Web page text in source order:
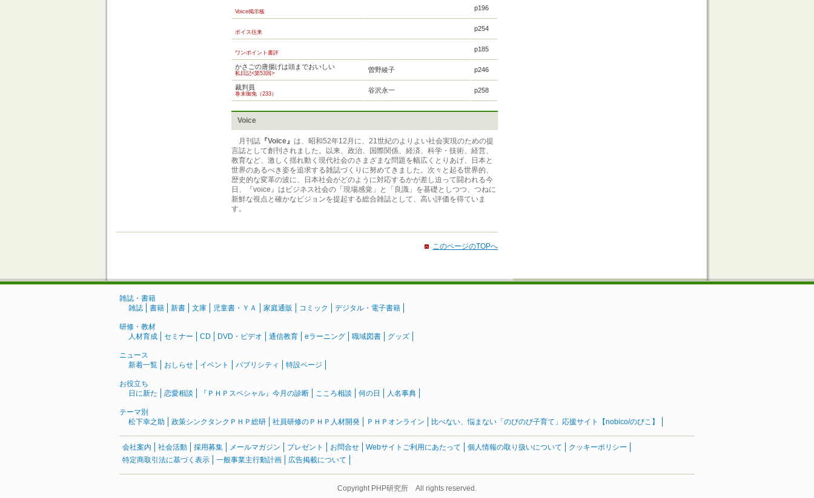
Voice掲示板 p196
ボイス往来 p254
ワンポイント書評 p185
かさごの唐揚げは頭までおいしい
私日記<第53回> 曽野綾子 p246
裁判員
巻末御免（233） 谷沢永一 p258
Voice
月刊誌 『Voice』 は、昭和52年12月に、21世紀のよりよい社会実現のための提
言誌として創刊されました。以来、政治、国際関係、経済、科学・技術、経営、
教育など、激しく揺れ動く現代社会のさまざまな問題を幅広くとりあげ、日本と
世界のあるべき姿を追求する雑誌づくりに努めてきました。次々と起る世界的、
歴史的な変革の波に、日本社会がどのように対応するかが差し迫って闘われる今
日、『voice』はビジネス社会の「現場感覚」と「良識」を基礎としつつ、つねに
新鮮な視点と確かなビジョンを提起する総合雑誌として、高い評価を得ていま
す。
このページのTOPへ
雑誌・書籍
雑誌
書籍 新書 文庫 児童書・ＹＡ 家庭通販 コミック デジタル・電子書籍
研修・教材
人材育成
セミナー CD DVD・ビデオ 通信教育 eラーニング 職域図書 グッズ
ニュース
新着一覧
おしらせ イベント パブリシティ 特設ページ
お役立ち
日に新た
恋愛相談 『ＰＨＰスペシャル』今月の診断 こころ相談 何の日 人名事典
テーマ別
松下幸之助
政策シンクタンクＰＨＰ総研 社員研修のＰＨＰ人材開発 ＰＨＰオンライン 比べない、悩まない「のびのび子育て」応援サイト【nobico/のびこ】
会社案内 社会活動 採用募集 メールマガジン プレゼント お問合せ Webサイトご利用にあたって 個人情報の取り扱いについて
クッキーポリシー
特定商取引法に基づく表示
一般事業主行動計画 広告掲載について
Copyright PHP研究所 All rights reserved.